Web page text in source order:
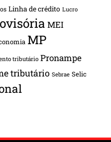
Linha de crédito Lucro
MEI
MP
tributário Pronampe
tributário Sebrae Selic